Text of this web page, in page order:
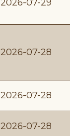
2026-07-29
2026-07-28
2026-07-28
2026-07-28